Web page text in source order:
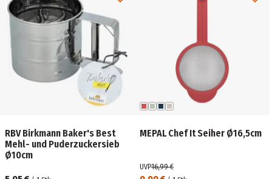
RBV Birkmann Baker's Best
Mehl- und Puderzuckersieb
Ø10cm
MEPAL Chef It Seiher Ø16,5cm
UVP16,99 €